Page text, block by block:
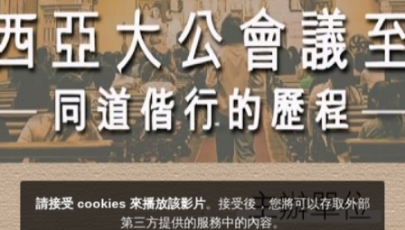
請接受 cookies 來播放該影片。接受後，您將可以存取外部
第三方提供的服務中的內容。